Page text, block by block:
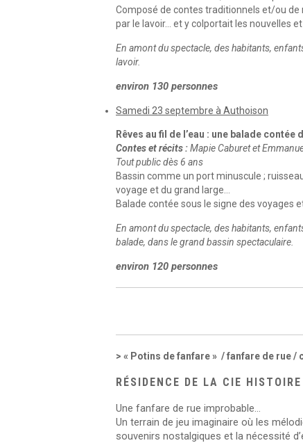
Composé de contes traditionnels et/ou de
par le lavoir… et y colportait les nouvelles et
En amont du spectacle, des habitants,
lavoir.
environ 130 personnes
Samedi 23 septembre à Authoison
Rêves au fil de l’eau : une balade contée
Contes et récits :Mapie Caburet et
Tout public dès 6 ans
Bassin comme un port minuscule ;
voyage et du grand large…
Balade contée sous le signe des voyages
En amont du spectacle, des habitants,
balade, dans le grand bassin spectaculaire.
environ 120 personnes
« Potins de fanfare » / fanfare de rue /
RÉSIDENCE DE LA CIE
Une fanfare de rue improbable…
Un terrain de jeu imaginaire où les
souvenirs nostalgiques et la nécessité